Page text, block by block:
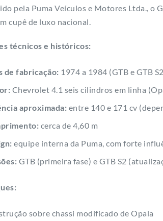
pela Puma Veículos e Motores Ltda., o
cupê de luxo nacional.
técnicos e históricos:
de fabricação: 1974 a 1984 (GTB e GTB
Chevrolet 4.1 seis cilindros em linha
aproximada: entre 140 e 171 cv
cerca de 4,60 m
equipe interna da Puma, com forte
GTB (primeira fase) e GTB S2
sobre chassi modificado de Opala